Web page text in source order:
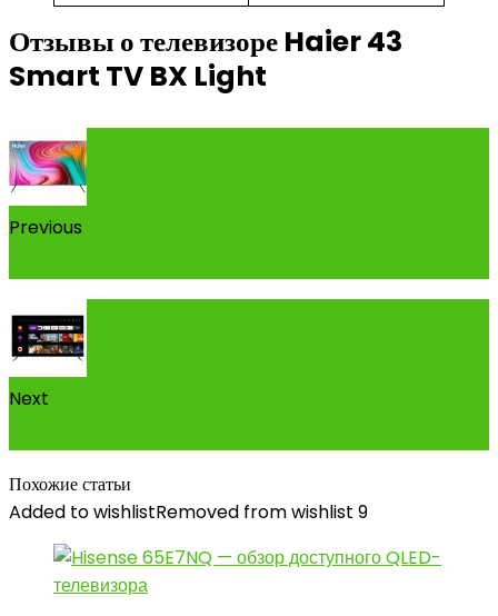
Отзывы о телевизоре Haier 43
Smart TV BX Light
Previous
Next
Похожие статьи
Added to wishlistRemoved from wishlist 9